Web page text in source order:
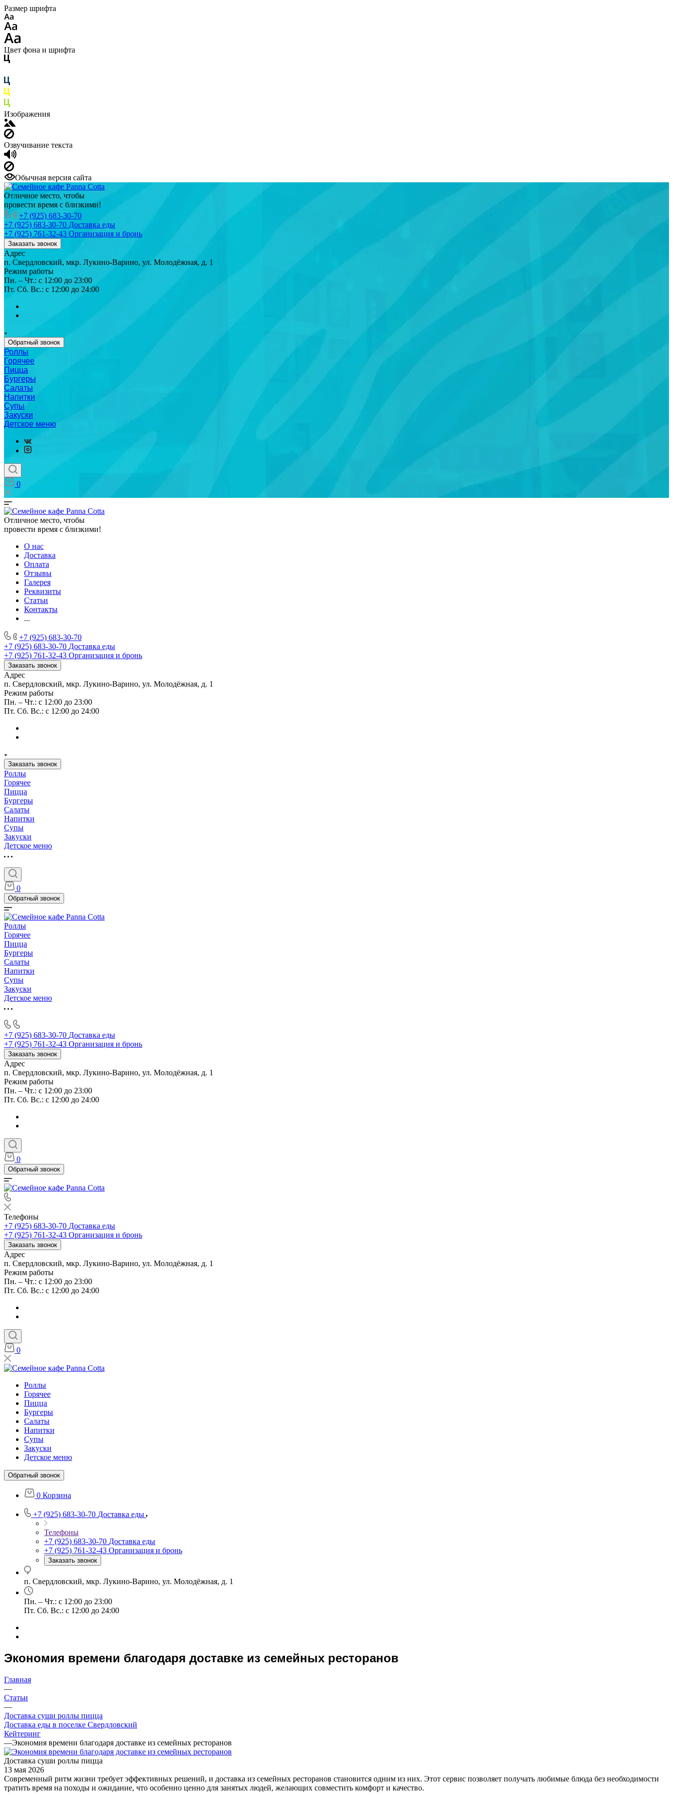
Размер шрифта
Цвет фона и шрифта
Изображения
Озвучивание текста
Обычная версия сайта
Отличное место, чтобы
провести время с близкими!
+7 (925) 683-30-70
+7 (925) 683-30-70 Доставка еды
+7 (925) 761-32-43 Организация и бронь
Заказать звонок
Адрес
п. Свердловский, мкр. Лукино-Варино, ул. Молодёжная, д. 1
Режим работы
Пн. – Чт.: с 12:00 до 23:00
Пт. Сб. Вс.: с 12:00 до 24:00
Обратный звонок
Роллы
Горячее
Пицца
Бургеры
Салаты
Напитки
Супы
Закуски
Детское меню
0
Отличное место, чтобы
провести время с близкими!
О нас
Доставка
Оплата
Отзывы
Галерея
Реквизиты
Статьи
Контакты
...
+7 (925) 683-30-70
+7 (925) 683-30-70 Доставка еды
+7 (925) 761-32-43 Организация и бронь
Заказать звонок
Адрес
п. Свердловский, мкр. Лукино-Варино, ул. Молодёжная, д. 1
Режим работы
Пн. – Чт.: с 12:00 до 23:00
Пт. Сб. Вс.: с 12:00 до 24:00
Заказать звонок
Роллы
Горячее
Пицца
Бургеры
Салаты
Напитки
Супы
Закуски
Детское меню
0
Обратный звонок
Роллы
Горячее
Пицца
Бургеры
Салаты
Напитки
Супы
Закуски
Детское меню
+7 (925) 683-30-70 Доставка еды
+7 (925) 761-32-43 Организация и бронь
Заказать звонок
Адрес
п. Свердловский, мкр. Лукино-Варино, ул. Молодёжная, д. 1
Режим работы
Пн. – Чт.: с 12:00 до 23:00
Пт. Сб. Вс.: с 12:00 до 24:00
0
Обратный звонок
Телефоны
+7 (925) 683-30-70 Доставка еды
+7 (925) 761-32-43 Организация и бронь
Заказать звонок
Адрес
п. Свердловский, мкр. Лукино-Варино, ул. Молодёжная, д. 1
Режим работы
Пн. – Чт.: с 12:00 до 23:00
Пт. Сб. Вс.: с 12:00 до 24:00
0
Роллы
Горячее
Пицца
Бургеры
Салаты
Напитки
Супы
Закуски
Детское меню
Обратный звонок
0 Корзина
+7 (925) 683-30-70 Доставка еды
Телефоны
+7 (925) 683-30-70 Доставка еды
+7 (925) 761-32-43 Организация и бронь
Заказать звонок
п. Свердловский, мкр. Лукино-Варино, ул. Молодёжная, д. 1
Пн. – Чт.: с 12:00 до 23:00
Пт. Сб. Вс.: с 12:00 до 24:00
Экономия времени благодаря доставке из семейных ресторанов
Главная
—
Статьи
—
Доставка суши роллы пицца
Доставка еды в поселке Свердловский
Кейтеринг
—Экономия времени благодаря доставке из семейных ресторанов
Доставка суши роллы пицца
13 мая 2026
Современный ритм жизни требует эффективных решений, и доставка из семейных ресторанов становится одним из них. Этот сервис позволяет получать любимые блюда без необходимости
тратить время на походы и ожидание, что особенно ценно для занятых людей, желающих совместить комфорт и качество.